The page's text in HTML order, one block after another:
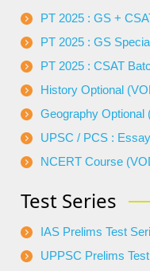
PT 2025 : GS +
PT 2025 : GS
PT 2025 : CSAT
History Optional
Geography Optional
UPSC / PCS :
NCERT Course
Test Series
IAS Prelims Test
UPPSC Prelims